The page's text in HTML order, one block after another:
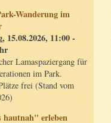
Wanderung im
15.08.2026, 11:00 -
Lamaspaziergang für
im Park.
frei (Stand vom
hautnah" erleben